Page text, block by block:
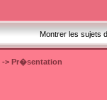
Montrer les sujets
-> Pr�sentation